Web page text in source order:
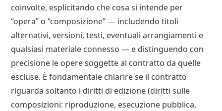
coinvolte, esplicitando che cosa si intende per
“opera” o “composizione” — includendo titoli
alternativi, versioni, testi, eventuali arrangiamenti e
qualsiasi materiale connesso — e distinguendo con
precisione le opere soggette al contratto da quelle
escluse. È fondamentale chiarire se il contratto
riguarda soltanto i diritti di edizione (diritti sulle
composizioni: riproduzione, esecuzione pubblica,